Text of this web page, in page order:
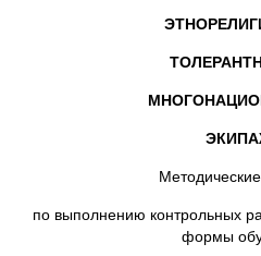
по выполнению контрольных
формы